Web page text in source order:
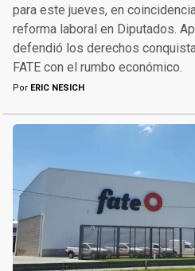
para este jueves, en
reforma laboral en Diputados.
defendió los derechos
FATE con el rumbo económico.
Por ERIC NESICH